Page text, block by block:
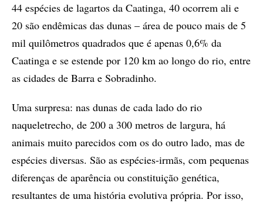
44 espécies de lagartos da Caatinga, 40 ocorrem ali e
20 são endêmicas das dunas – área de pouco mais de 5
mil quilômetros quadrados que é apenas 0,6% da
Caatinga e se estende por 120 km ao longo do rio, entre
as cidades de Barra e Sobradinho.
Uma surpresa: nas dunas de cada lado do rio
naqueletrecho, de 200 a 300 metros de largura, há
animais muito parecidos com os do outro lado, mas de
espécies diversas. São as espécies-irmãs, com pequenas
diferenças de aparência ou constituição genética,
resultantes de uma história evolutiva própria. Por isso,